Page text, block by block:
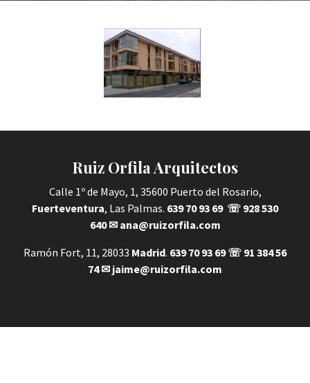
Ruiz Orfila Arquitectos
Calle 1º de Mayo, 1, 35600 Puerto del Rosario,
Fuerteventura, Las Palmas. 639 70 93 69 ☏ 928 530
640 ✉ ana@ruizorfila.com
Ramón Fort, 11, 28033 Madrid. 639 70 93 69 ☏ 91 384 56
74 ✉ jaime@ruizorfila.com